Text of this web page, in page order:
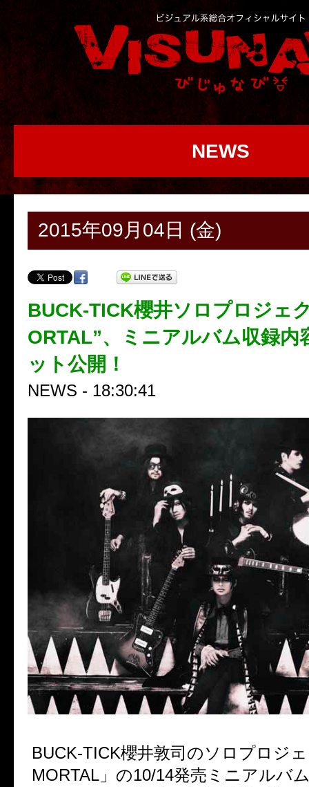
NEWS
2015年09月04日 (金)
BUCK-TICK櫻井ソロプロジェ
ORTAL”、ミニアルバム収録内
ット公開！
NEWS - 18:30:41
BUCK-TICK櫻井敦司のソロプロジ
MORTAL」の10/14発売ミニアルバ